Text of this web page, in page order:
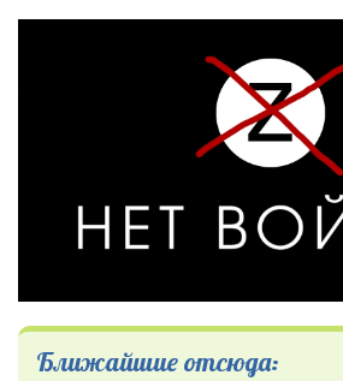
Ближайшие отсюда: